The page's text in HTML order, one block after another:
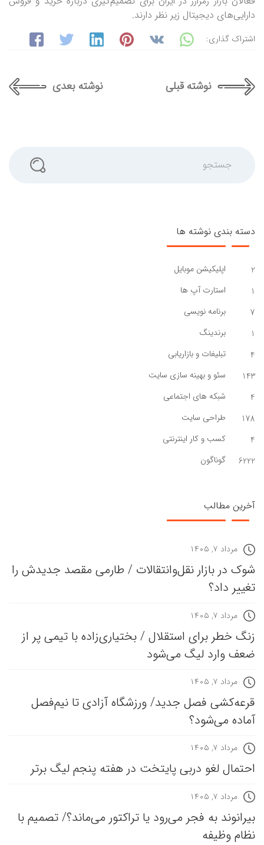
دارایی‌های دیجیتال زیر نظر دارند.
اشتراک گذاری:
نوشته قبلی نوشته بعدی
دسته بندی نوشته ها
2
اپلیکیشن موبایل
1
استارت آپ ها
7
برنامه نویسی
1
برندینگ
4
تبلیغات و بازاریابی
143
سئو و بهینه سازی سایت
4
شبکه های اجتماعی
178
طراحی سایت
4
کسب و کار اینترنتی
6222
گوناگون
آخرین مطالب
مرداد ۷, ۱۴۰۵
شوک در بازار نقل‌وانتقالات / طارمی مقصد جدیدش را
تغییر داد؟
مرداد ۷, ۱۴۰۵
زنگ خطر برای استقلال / بختیاری‌زاده با تیمی پر از
ضعف وارد لیگ می‌شود
مرداد ۷, ۱۴۰۵
قرعه‎‌کشی فصل جدید/ ورزشگاه آزادی تا نیم‌فصل
آماده می‌شود؟
مرداد ۷, ۱۴۰۵
احتمال لغو دربی پایتخت در هفته پنجم لیگ برتر
مرداد ۷, ۱۴۰۵
بیرانوند به فجر می‌رود یا تراکتور می‌ماند؟/ تصمیم با
نظام وظیفه